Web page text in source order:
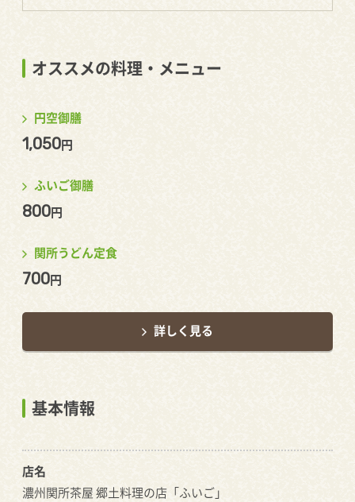
オススメの料理・メニュー
円空御膳
1,050円
ふいご御膳
800円
関所うどん定食
700円
詳しく見る
基本情報
店名
濃州関所茶屋 郷土料理の店「ふいご」